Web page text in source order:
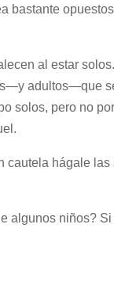
bastante
al estar
adultos—que
solos, pero no
hágale
niños? Si